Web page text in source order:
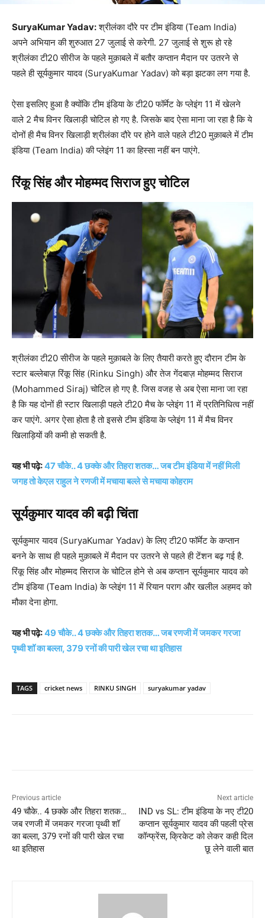
SuryaKumar Yadav:श्रीलंका दौरे पर टीम इंडिया (Team India)
अपने अभियान की शुरुआत 27 जुलाई से करेगी. 27 जुलाई से शुरू हो रहे
श्रीलंका टी20 सीरीज के पहले मुक़ाबले में बतौर कप्तान मैदान पर उतरने से
पहले ही सूर्यकुमार यादव (SuryaKumar Yadav) को बड़ा झटका लग गया है.
ऐसा इसलिए हुआ है क्योंकि टीम इंडिया के टी20 फॉर्मेट के प्लेइंग 11 में खेलने
वाले 2 मैच विनर खिलाड़ी चोटिल हो गए है. जिसके बाद ऐसा माना जा रहा है कि ये
दोनों ही मैच विनर खिलाड़ी श्रीलंका दौरे पर होने वाले पहले टी20 मुक़ाबले में टीम
इंडिया (Team India) की प्लेइंग 11 का हिस्सा नहीं बन पाएंगे.
रिंकू सिंह और मोहम्मद सिराज हुए चोटिल
श्रीलंका टी20 सीरीज के पहले मुक़ाबले के लिए तैयारी करते हुए दौरान टीम के
स्टार बल्लेबाज़ रिंकू सिंह (Rinku Singh) और तेज गेंदबाज़ मोहम्मद सिराज
(Mohammed Siraj) चोटिल हो गए है. जिस वजह से अब ऐसा माना जा रहा
है कि यह दोनों ही स्टार खिलाड़ी पहले टी20 मैच के प्लेइंग 11 में प्रतिनिधित्व नहीं
कर पाएंगे. अगर ऐसा होता है तो इससे टीम इंडिया के प्लेइंग 11 में मैच विनर
खिलाड़ियों की कमी हो सकती है.
यह भी पढ़े:47 चौके.. 4 छक्के और तिहरा शतक… जब टीम इंडिया में नहीं मिली
जगह तो केएल राहुल ने रणजी में मचाया बल्ले से मचाया कोहराम
सूर्यकुमार यादव की बढ़ी चिंता
सूर्यकुमार यादव (SuryaKumar Yadav) के लिए टी20 फॉर्मेट के कप्तान
बनने के साथ ही पहले मुक़ाबले में मैदान पर उतरने से पहले ही टेंशन बढ़ गई है.
रिंकू सिंह और मोहम्मद सिराज के चोटिल होने से अब कप्तान सूर्यकुमार यादव को
टीम इंडिया (Team India) के प्लेइंग 11 में रियान पराग और खलील अहमद को
मौका देना होगा.
यह भी पढ़े:49 चौके.. 4 छक्के और तिहरा शतक… जब रणजी में जमकर गरजा
पृथ्वी शॉ का बल्ला, 379 रनों की पारी खेल रचा था इतिहास
TAGS cricket news RINKU SINGH suryakumar yadav
Previous article
49 चौके.. 4 छक्के और तिहरा शतक…
जब रणजी में जमकर गरजा पृथ्वी शॉ
का बल्ला, 379 रनों की पारी खेल रचा
था इतिहास
Next article
IND vs SL: टीम इंडिया के नए टी20
कप्तान सूर्यकुमार यादव की पहली प्रेस
कॉन्फ्रेंस, क्रिकेट को लेकर कही दिल
छू लेने वाली बात